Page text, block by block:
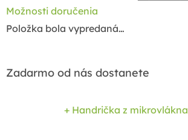
Možnosti doručenia
Položka bola vypredaná…
Zadarmo od nás dostanete
+ Handrička z mikrovlákna